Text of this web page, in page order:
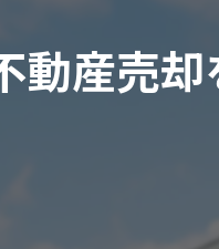
動産売